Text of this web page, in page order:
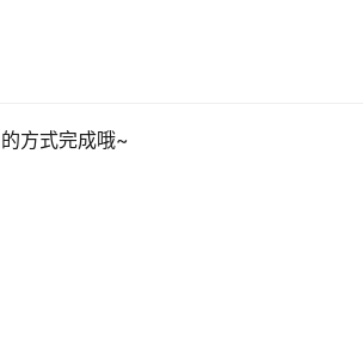
的方式完成哦~